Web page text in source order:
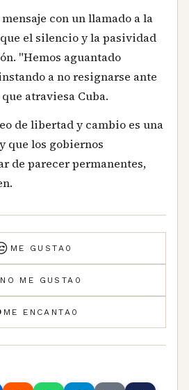
con un llamado a la
el silencio y la pasividad
"Hemos aguantado
a no resignarse ante
atraviesa Cuba.
de libertad y cambio es una
que los gobiernos
de parecer permanentes,
ME GUSTA 0
NO ME GUSTA 0
ME ENCANTA 0